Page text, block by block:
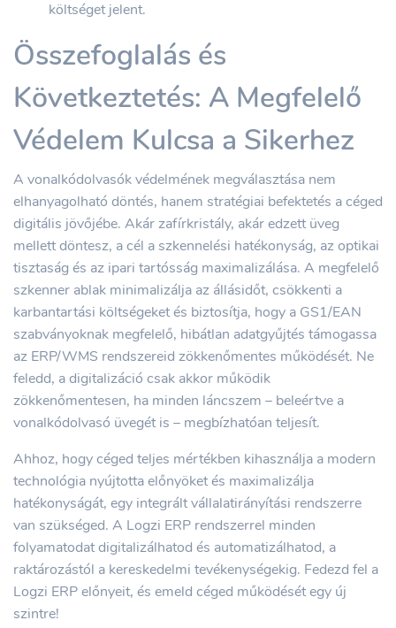
költséget jelent.
Összefoglalás és
Következtetés: A Megfelelő
Védelem Kulcsa a Sikerhez
A vonalkódolvasók védelmének megválasztása nem
elhanyagolható döntés, hanem stratégiai befektetés a céged
digitális jövőjébe. Akár zafírkristály, akár edzett üveg
mellett döntesz, a cél a szkennelési hatékonyság, az optikai
tisztaság és az ipari tartósság maximalizálása. A megfelelő
szkenner ablak minimalizálja az állásidőt, csökkenti a
karbantartási költségeket és biztosítja, hogy a GS1/EAN
szabványoknak megfelelő, hibátlan adatgyűjtés támogassa
az ERP/WMS rendszereid zökkenőmentes működését. Ne
feledd, a digitalizáció csak akkor működik
zökkenőmentesen, ha minden láncszem – beleértve a
vonalkódolvasó üvegét is – megbízhatóan teljesít.
Ahhoz, hogy céged teljes mértékben kihasználja a modern
technológia nyújtotta előnyöket és maximalizálja
hatékonyságát, egy integrált vállalatirányítási rendszerre
van szükséged. A Logzi ERP rendszerrel minden
folyamatodat digitalizálhatod és automatizálhatod, a
raktározástól a kereskedelmi tevékenységekig. Fedezd fel a
Logzi ERP előnyeit, és emeld céged működését egy új
szintre!